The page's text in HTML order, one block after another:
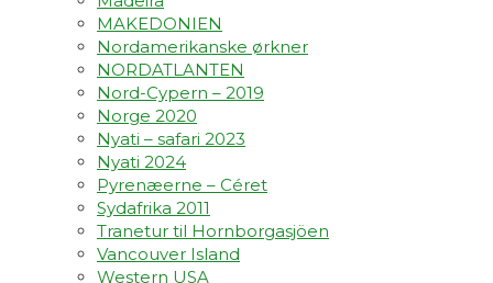
MAKEDONIEN
Nordamerikanske ørkner
NORDATLANTEN
Nord-Cypern – 2019
Norge 2020
Nyati – safari 2023
Nyati 2024
Pyrenæerne – Céret
Sydafrika 2011
Tranetur til Hornborgasjöen
Vancouver Island
Western USA